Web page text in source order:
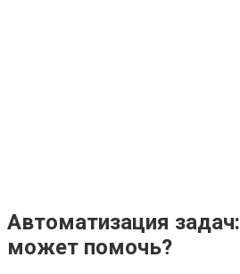
Автоматизация
может помочь?